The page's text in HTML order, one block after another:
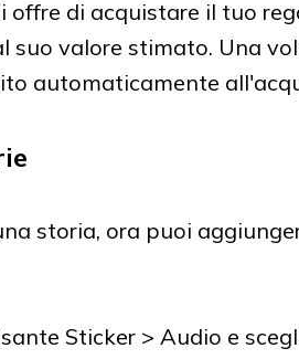
offre di acquistare il tuo
suo valore stimato. Una
automaticamente
storia, ora puoi
Sticker > Audio e